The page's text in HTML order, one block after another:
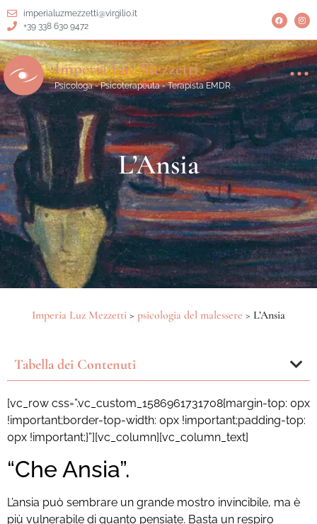
imperialuzmezzetti@virgilio.it
+39 338 630 9472
Imperia Luz Mezzetti
Psicologa - Psicoterapeuta - Terapista EMDR
L’Ansia
Imperia Luz Mezzetti > psicologia del malessere > L’Ansia
Tabella dei Contenuti
[vc_row css=”.vc_custom_1586961731708{margin-top: 0px
!important;border-top-width: 0px !important;padding-top:
0px !important;}”][vc_column][vc_column_text]
“Che Ansia”.
L’ansia può sembrare un grande mostro invincibile, ma è
più vulnerabile di quanto pensiate. Basta un respiro